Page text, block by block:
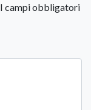
I campi obbligatori